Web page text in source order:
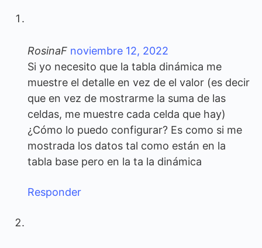
RosinaF noviembre 12, 2022
Si yo necesito que la tabla dinámica me
muestre el detalle en vez de el valor (es decir
que en vez de mostrarme la suma de las
celdas, me muestre cada celda que hay)
¿Cómo lo puedo configurar? Es como si me
mostrada los datos tal como están en la
tabla base pero en la ta la dinámica
Responder